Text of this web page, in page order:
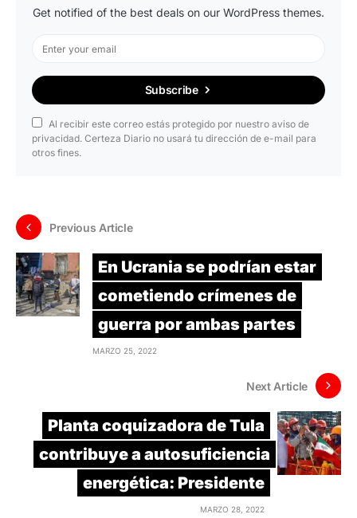
Get notified of the best deals on our WordPress themes.
Subscribe
Al recibir este correo estás protegido por nuestro aviso de
privacidad. Certeza Diario no usará tu dirección de e-mail para
otros fines.
Previous Article
En Ucrania se podrían estar
cometiendo crímenes de
guerra por ambas partes
MARZO 25, 2022
Next Article
Planta coquizadora de Tula
contribuye a autosuficiencia
energética: Presidente
MARZO 28, 2022